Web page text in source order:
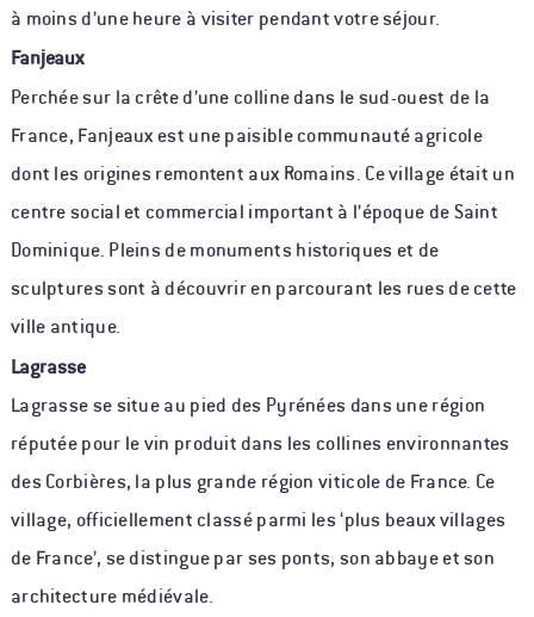
à moins d’une heure à visiter pendant votre séjour.
Fanjeaux
Perchée sur la crête d’une colline dans le sud-ouest de la
France, Fanjeaux est une paisible communauté agricole
dont les origines remontent aux Romains. Ce village était un
centre social et commercial important à l’époque de Saint
Dominique. Pleins de monuments historiques et de
sculptures sont à découvrir en parcourant les rues de cette
ville antique.
Lagrasse
Lagrasse se situe au pied des Pyrénées dans une région
réputée pour le vin produit dans les collines environnantes
des Corbières, la plus grande région viticole de France. Ce
village, officiellement classé parmi les ‘plus beaux villages
de France’, se distingue par ses ponts, son abbaye et son
architecture médiévale.